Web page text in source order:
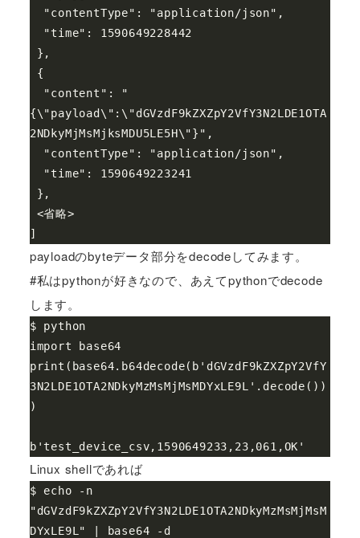
{\"payload\":\"dGVzdF9kZXZpY2VfY3N2LDE1OTA
2NDkyMjMsMjksMDU5LE5H\"}",
payloadのbyteデータ部分をdecodeしてみます。
#私はpythonが好きなので、あえてpythonでdecode
します。
$ python
import base64
print(base64.b64decode(b'dGVzdF9kZXZpY2VfY
3N2LDE1OTA2NDkyMzMsMjMsMDYxLE9L'.decode())
)
Linux shellであれば
$ echo -n
"dGVzdF9kZXZpY2VfY3N2LDE1OTA2NDkyMzMsMjMsM
DYxLE9L" | base64 -d